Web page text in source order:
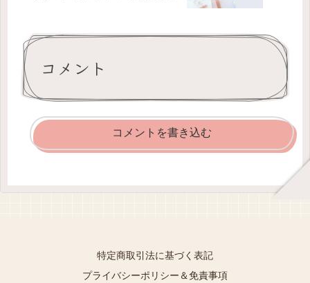
コメント
コメントを書き込む
特定商取引法に基づく表記
プライバシーポリシー＆免責事項